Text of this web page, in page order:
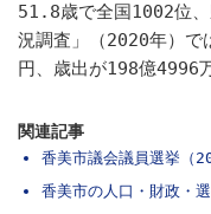
51.8歳で全国1002位
況調査」（2020年）で
円、歳出が198億4996
関連記事
香美市議会議員選挙（
香美市の人口・財政・